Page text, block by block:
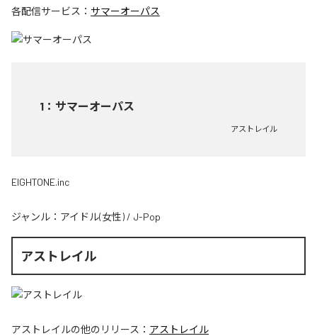
各配信サービス： サマーオーパス
1 ： サマーオーパス
アストレイル
EIGHTONE.inc
ジャンル： アイドル(女性) / J-Pop
アストレイル
アストレイルの他のリリース： アストレイル